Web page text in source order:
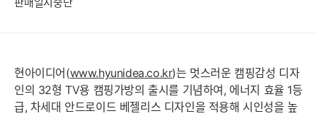
현아이디어(www.hyunidea.co.kr)는 멋스러운 캠핑감성 디자
인의 32형 TV용 캠핑가방의 출시를 기념하여, 에너지 효율 1등
급, 차세대 안드로이드 베젤리스 디자인을 적용해 시인성을 높